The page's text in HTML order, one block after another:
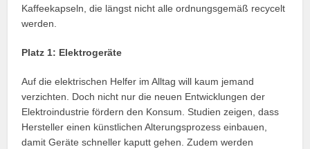
Kaffeekapseln, die längst nicht alle ordnungsgemäß recycelt
werden.
Platz 1: Elektrogeräte
Auf die elektrischen Helfer im Alltag will kaum jemand
verzichten. Doch nicht nur die neuen Entwicklungen der
Elektroindustrie fördern den Konsum. Studien zeigen, dass
Hersteller einen künstlichen Alterungsprozess einbauen,
damit Geräte schneller kaputt gehen. Zudem werden